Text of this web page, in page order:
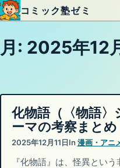
内容をスキップ
コミック塾ゼミ
月: 2025年12
化物語（〈物語
ーマの考察まとめ
2025年12月11日In漫画・アニ
『化物語』は、怪異とい